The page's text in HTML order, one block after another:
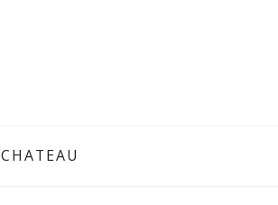
CHATEAU